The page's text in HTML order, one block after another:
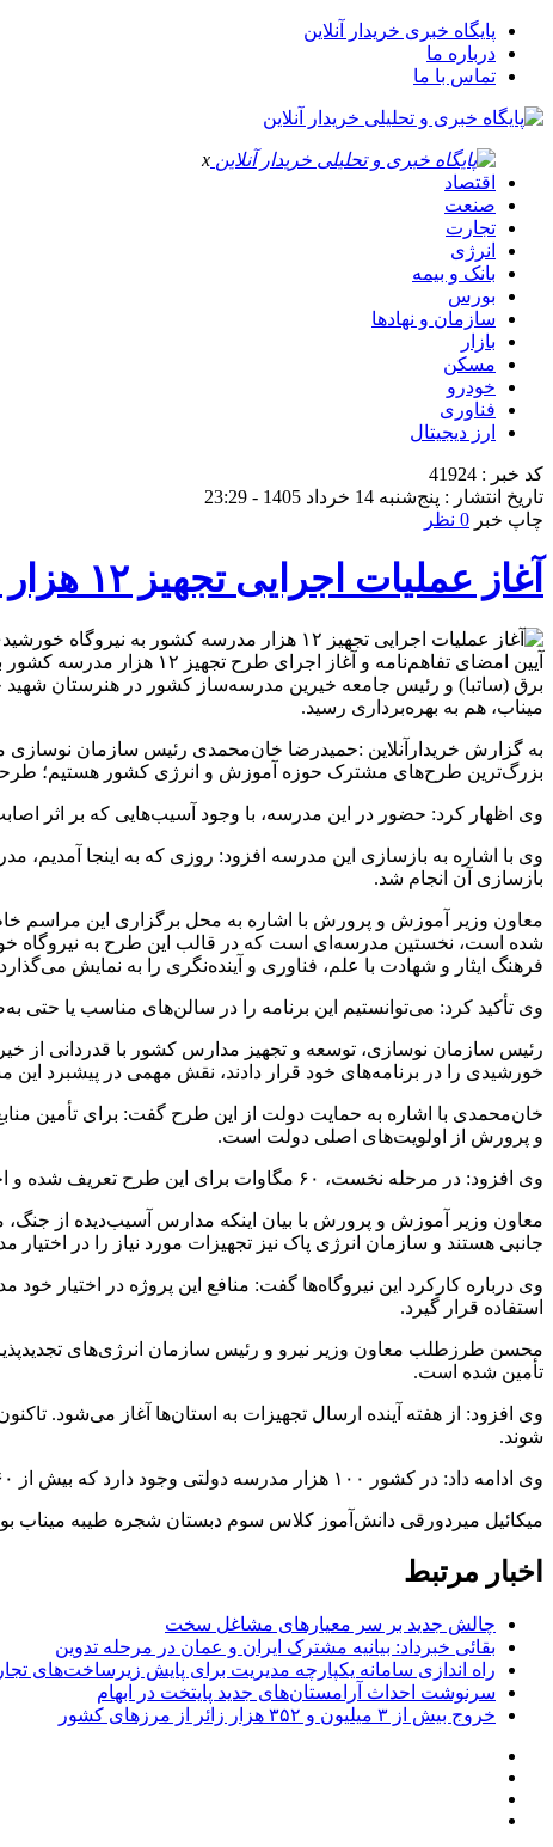
پایگاه خبری خریدار آنلاین
درباره ما
تماس با ما
x
اقتصاد
صنعت
تجارت
انرژی
بانک و بیمه
بورس
سازمان و نهادها
بازار
مسکن
خودرو
فناوری
ارز دیجیتال
کد خبر : 41924
تاریخ انتشار : پنج‌شنبه 14 خرداد 1405 - 23:29
چاپ خبر 0 نظر
آغاز عملیات اجرایی تجهیز ۱۲ هزار مدرسه کشور به نیروگاه خورشیدی
آیین امضای تفاهم‌نامه
میناب، هم به بهره‌برداری رسید.
به گزارش خریدارآنلاین :حمیدرضا خان‌محمدی رئیس سازمان نوسازی
بزرگ‌ترین طرح‌های مشترک حوزه آموزش و انرژی کشور هستیم؛ طرحی
وی اظهار کرد: حضور در این مدرسه، با وجود آسیب‌هایی که بر اثر
وی با اشاره به بازسازی این مدرسه افزود: روزی که به اینجا
بازسازی آن انجام شد.
شده است، نخستین مدرسه‌ای است که در قالب این طرح به نیروگاه
فرهنگ ایثار و شهادت با علم، فناوری و آینده‌نگری را به نمایش
وی تأکید کرد: می‌توانستیم این برنامه را در سالن‌های مناسب یا حتی
رئیس سازمان نوسازی، توسعه و تجهیز مدارس کشور با قدردانی از
خورشیدی را در برنامه‌های خود قرار دادند، نقش مهمی در پیشبرد این
خان‌محمدی با اشاره به حمایت دولت از این طرح گفت: برای تأمین
و پرورش از اولویت‌های اصلی دولت است.
وی افزود: در مرحله نخست، ۶۰ مگاوات برای این طرح تعریف شده و اجرای آن در ۱۲ هزار مدرسه کشور برنامه‌ریزی شده است.
معاون وزیر آموزش و پرورش با بیان اینکه مدارس آسیب‌دیده از
جانبی هستند و سازمان انرژی پاک نیز تجهیزات مورد نیاز را در
وی درباره کارکرد این نیروگاه‌ها گفت: منافع این پروژه در اختیار
استفاده قرار گیرد.
تأمین شده است.
شوند.
وی ادامه داد: در کشور ۱۰۰ هزار مدرسه دولتی وجود دارد که بیش از ۶۰ درصد آنها ظرفیت نصب پنل خورشیدی را دارند.
میکائیل میردورقی دانش‌آموز کلاس سوم دبستان شجره طیبه میناب
اخبار مرتبط
چالش جدید بر سر معیارهای مشاغل سخت
بقائی خبرداد: بیانیه مشترک ایران و عمان در مرحله تدوین
راه اندازی سامانه یکپارچه مدیریت برای پایش زیرساخت‌های
سرنوشت احداث آرامستان‌های جدید پایتخت در ابهام
خروج بیش از ۳ میلیون و ۳۵۲ هزار زائر از مرزهای کشور